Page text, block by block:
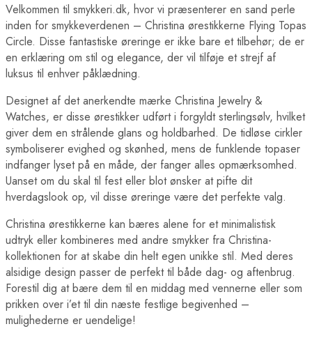
Velkommen til smykkeri.dk, hvor vi præsenterer en sand perle
inden for smykkeverdenen – Christina ørestikkerne Flying Topas
Circle. Disse fantastiske øreringe er ikke bare et tilbehør; de er
en erklæring om stil og elegance, der vil tilføje et strejf af
luksus til enhver påklædning.
Designet af det anerkendte mærke Christina Jewelry &
Watches, er disse ørestikker udført i forgyldt sterlingsølv, hvilket
giver dem en strålende glans og holdbarhed. De tidløse cirkler
symboliserer evighed og skønhed, mens de funklende topaser
indfanger lyset på en måde, der fanger alles opmærksomhed.
Uanset om du skal til fest eller blot ønsker at pifte dit
hverdagslook op, vil disse øreringe være det perfekte valg.
Christina ørestikkerne kan bæres alene for et minimalistisk
udtryk eller kombineres med andre smykker fra Christina-
kollektionen for at skabe din helt egen unikke stil. Med deres
alsidige design passer de perfekt til både dag- og aftenbrug.
Forestil dig at bære dem til en middag med vennerne eller som
prikken over i’et til din næste festlige begivenhed –
mulighederne er uendelige!